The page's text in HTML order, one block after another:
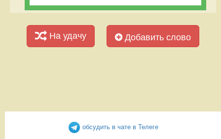
На удачу Добавить слово
обсудить в чате в Телеге